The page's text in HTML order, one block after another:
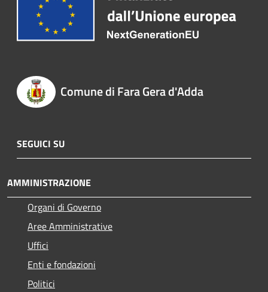
Comune di Fara Gera d'Adda
SEGUICI SU
AMMINISTRAZIONE
Organi di Governo
Aree Amministrative
Uffici
Enti e fondazioni
Politici